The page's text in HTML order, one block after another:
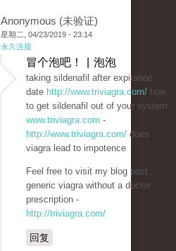
Anonymous (未验证)
星期二, 04/23/2019 - 23:14
永久连接
冒个泡吧！ | 泡泡
taking sildenafil after expiration
date http://www.triviagra.com/ how
to get sildenafil out of your system
www.triviagra.com -
http://www.triviagra.com/ does
viagra lead to impotence
Feel free to visit my blog post ...
generic viagra without a doctor
prescription -
http://triviagra.com/
回复